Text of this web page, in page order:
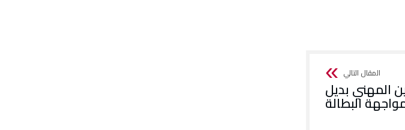
المهني بديل
البطالة